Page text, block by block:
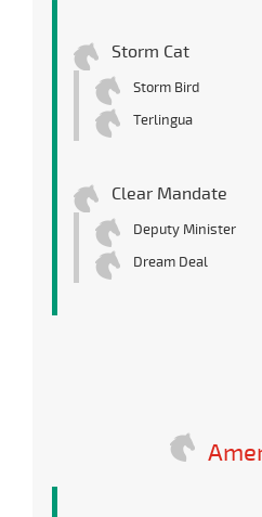
Storm Cat
Storm Bird
Terlingua
Clear Mandate
Deputy Minister
Dream Deal